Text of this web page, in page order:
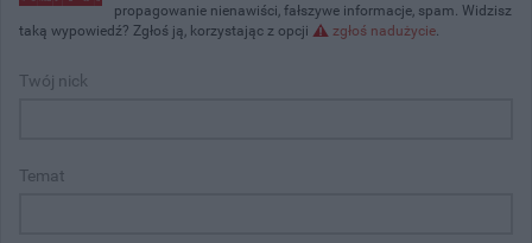
propagowanie nienawiści, fałszywe informacje, spam. Widzisz
taką wypowiedź? Zgłoś ją, korzystając z opcji
zgłoś nadużycie.
Twój nick
Temat